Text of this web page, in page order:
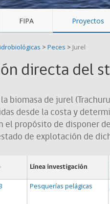
FIPA Proyectos
> Peces > Jurel
directa del
biomasa de jurel
desde la costa y
el propósito de disponer
de explotación de
Línea investigación
Pesquerías pelágicas